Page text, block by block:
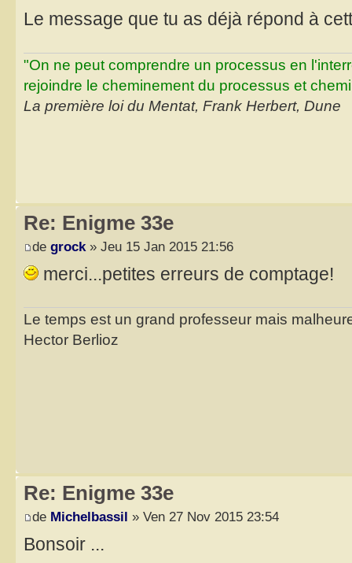
Le message que tu as déjà répond à
"On ne peut comprendre un processus en
rejoindre le cheminement du processus et
La première loi du Mentat, Frank Herbert, Dune
Re: Enigme 33e
de grock » Jeu 15 Jan 2015 21:56
merci...petites erreurs de comptage!
Le temps est un grand professeur mais
Hector Berlioz
Re: Enigme 33e
de Michelbassil » Ven 27 Nov 2015 23:54
Bonsoir ...